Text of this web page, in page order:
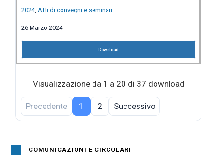
2024, Atti di convegni e seminari
26 Marzo 2024
Download
Visualizzazione da 1 a 20 di 37 download
Precedente 1 2 Successivo
COMUNICAZIONI E CIRCOLARI